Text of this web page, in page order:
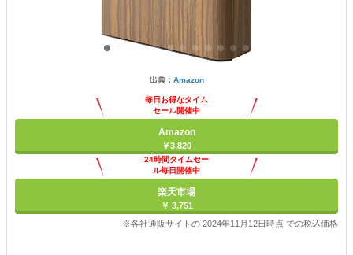
出典： Amazon
毎日お得なタイム
セール開催中
Amazon
￥3,820
24時間タイムセー
ル毎日開催中
楽天市場
￥ 3,751
※各社通販サイトの 2024年11月12日時点 での税込価格